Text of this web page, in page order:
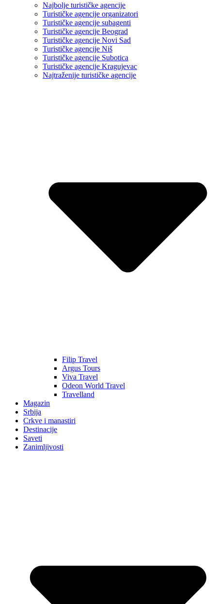
Najbolje turističke agencije
Turističke agencije organizatori
Turističke agencije subagenti
Turističke agencije Beograd
Turističke agencije Novi Sad
Turističke agencije Niš
Turističke agencije Subotica
Turističke agencije Kragujevac
Najtraženije turističke agencije
Filip Travel
Argus Tours
Viva Travel
Odeon World Travel
Travelland
Magazin
Srbija
Crkve i manastiri
Destinacije
Saveti
Zanimljivosti